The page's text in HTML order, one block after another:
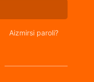
Aizmirsi paroli?